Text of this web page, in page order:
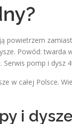
powietrzem
Powód:
Serwis pomp i dysz
w całej Polsce.
i